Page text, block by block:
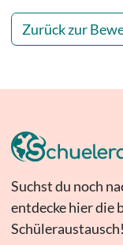
Zurück zur
Suchst du noch
entdecke hier die
Schüleraustausch!